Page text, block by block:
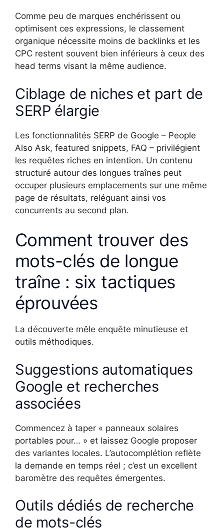
Comme peu de marques enchérissent ou
optimisent ces expressions, le classement
organique nécessite moins de backlinks et les
CPC restent souvent bien inférieurs à ceux des
head terms visant la même audience.
Ciblage de niches et part de
SERP élargie
Les fonctionnalités SERP de Google – People
Also Ask, featured snippets, FAQ – privilégient
les requêtes riches en intention. Un contenu
structuré autour des longues traînes peut
occuper plusieurs emplacements sur une même
page de résultats, reléguant ainsi vos
concurrents au second plan.
Comment trouver des
mots-clés de longue
traîne : six tactiques
éprouvées
La découverte mêle enquête minutieuse et
outils méthodiques.
Suggestions automatiques
Google et recherches
associées
Commencez à taper « panneaux solaires
portables pour… » et laissez Google proposer
des variantes locales. L’autocomplétion reflète
la demande en temps réel ; c’est un excellent
baromètre des requêtes émergentes.
Outils dédiés de recherche
de mots-clés